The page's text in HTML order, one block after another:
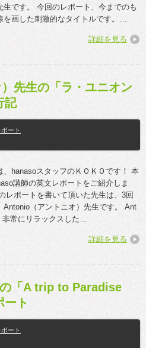
生です。 今回のレポート、今までのも
を画した刺激的なタイトルです。…
詳細を見る
先生の「ラ・ユニオン
記
ート
、hanasoスタッフのＫＯＫＯです！ 本
講師の英文レポートをご紹介しま
レポートを書いて頂いた先生は、3回
Antonio（アントニオ）先生です。 Ant
非常にリラックスした…
詳細を見る
「A trip to Paradise
ート
ート